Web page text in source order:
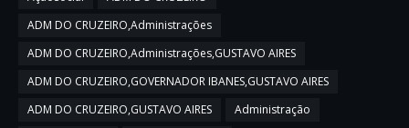
ADM DO CRUZEIRO,Administrações
ADM DO CRUZEIRO,Administrações,GUSTAVO AIRES
ADM DO CRUZEIRO,GOVERNADOR IBANES,GUSTAVO AIRES
ADM DO CRUZEIRO,GUSTAVO AIRES
Administração